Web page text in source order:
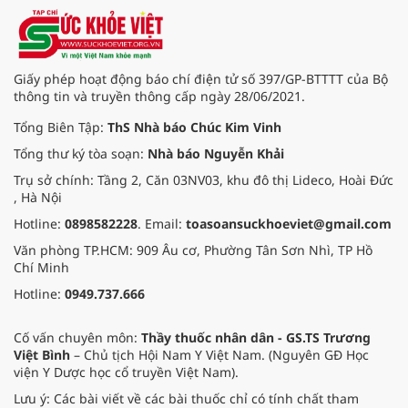
Giấy phép hoạt động báo chí điện tử số 397/GP-BTTTT của Bộ
thông tin và truyền thông cấp ngày 28/06/2021.
Tổng Biên Tập: ThS Nhà báo Chúc Kim Vinh
Tổng thư ký tòa soạn: Nhà báo Nguyễn Khải
Trụ sở chính: Tầng 2, Căn 03NV03, khu đô thị Lideco, Hoài Đức
, Hà Nội
Hotline: 0898582228. Email: toasoansuckhoeviet@gmail.com
Văn phòng TP.HCM: 909 Âu cơ, Phường Tân Sơn Nhì, TP Hồ
Chí Minh
Hotline: 0949.737.666
Cố vấn chuyên môn: Thầy thuốc nhân dân - GS.TS Trương
Việt Bình – Chủ tịch Hội Nam Y Việt Nam. (Nguyên GĐ Học
viện Y Dược học cổ truyền Việt Nam).
Lưu ý: Các bài viết về các bài thuốc chỉ có tính chất tham